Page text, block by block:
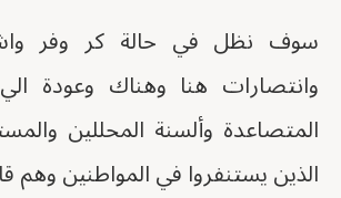
سوف نظل في حالة كر وفر
وانتصارات هنا وهناك وعودة
المتصاعدة وألسنة المحللين
الذين يستنفروا في المواطنين وهم